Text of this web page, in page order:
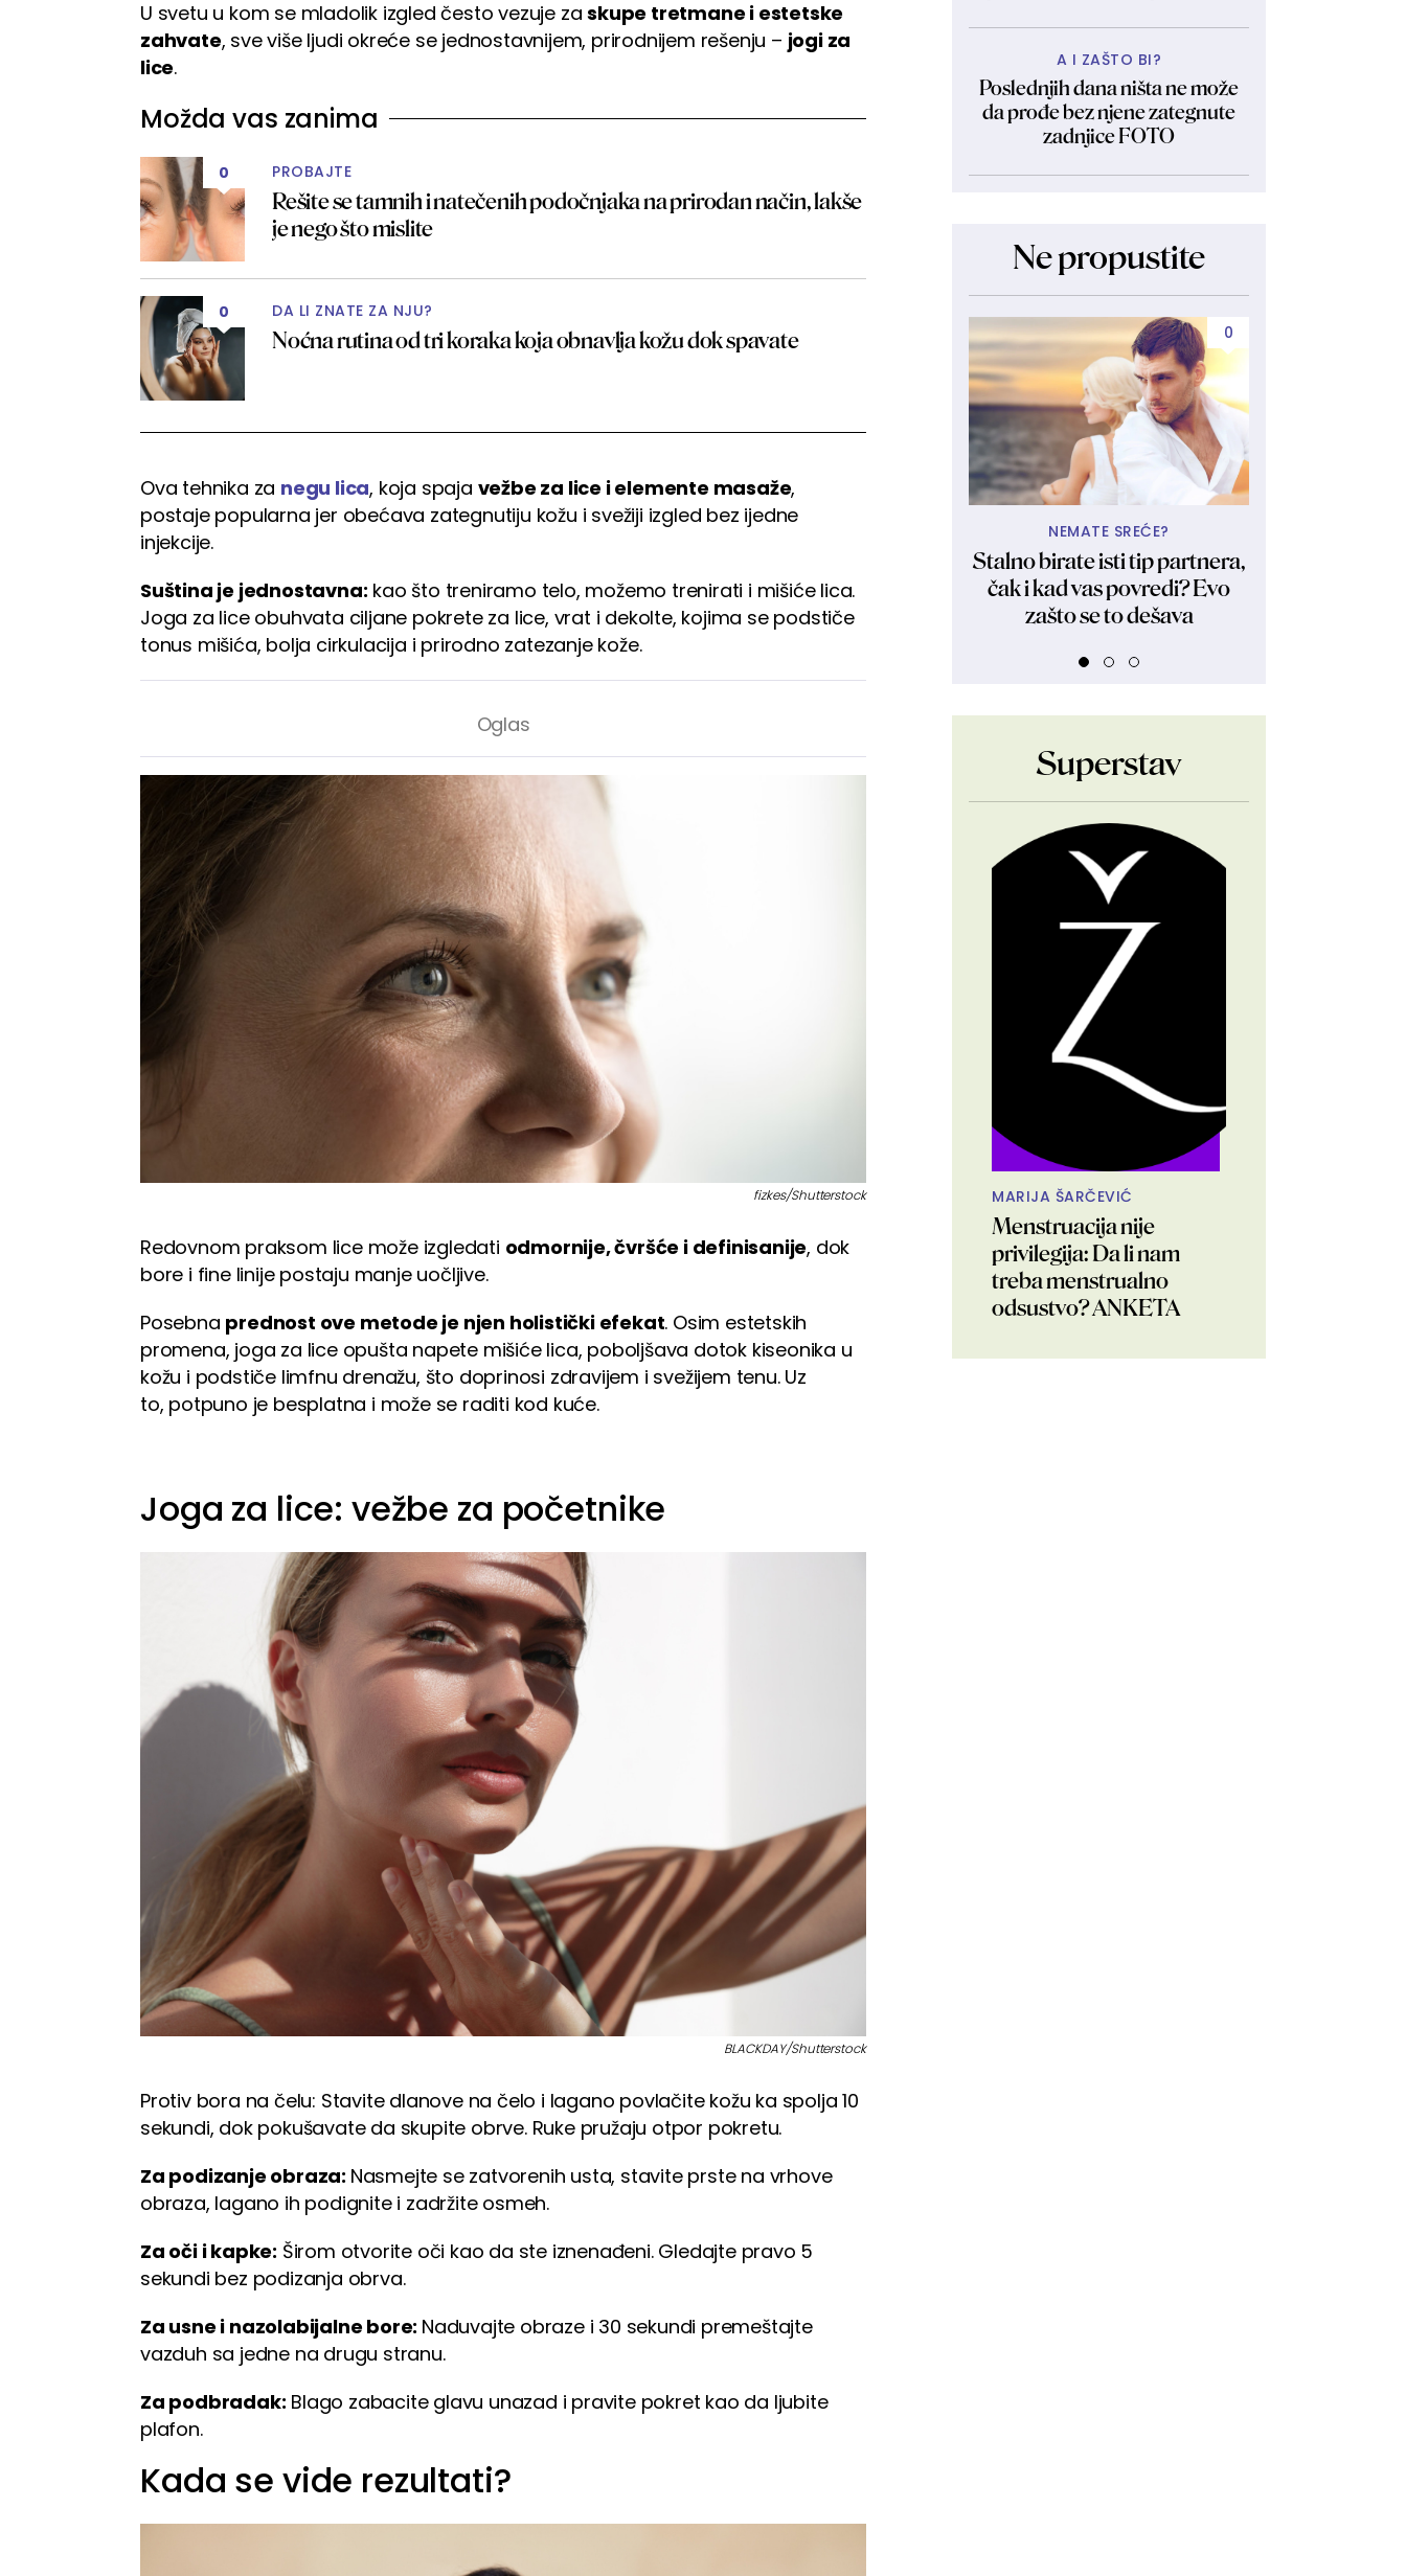
U svetu u kom se mladolik izgled često vezuje zaskupe tretmane i estetske
zahvate, sve više ljudi okreće se jednostavnijem, prirodnijem rešenju – jogi za
lice.
Možda vas zanima
0 PROBAJTE
Rešite se tamnih i natečenih podočnjaka na prirodan način, lakše
je nego što mislite
0 DA LI ZNATE ZA NJU?
Noćna rutina od tri koraka koja obnavlja kožu dok spavate
Ova tehnika za negu lica, koja spaja vežbe za lice i elemente masaže,
postaje popularna jer obećava zategnutiju kožu i svežiji izgled bez ijedne
injekcije.
Suština je jednostavna: kao što treniramo telo, možemo trenirati i mišiće lica.
Joga za lice obuhvata ciljane pokrete za lice, vrat i dekolte, kojima se podstiče
tonus mišića, bolja cirkulacija i prirodno zatezanje kože.
fizkes/Shutterstock
Redovnom praksom lice može izgledati odmornije, čvršće i definisanije, dok
bore i fine linije postaju manje uočljive.
Posebna prednost ove metode je njen holistički efekat. Osim estetskih
promena, joga za lice opušta napete mišiće lica, poboljšava dotok kiseonika u
kožu i podstiče limfnu drenažu, što doprinosi zdravijem i svežijem tenu. Uz
to, potpuno je besplatna i može se raditi kod kuće.
Joga za lice: vežbe za početnike
BLACKDAY/Shutterstock
Protiv bora na čelu: Stavite dlanove na čelo i lagano povlačite kožu ka spolja 10
sekundi, dok pokušavate da skupite obrve. Ruke pružaju otpor pokretu.
Za podizanje obraza: Nasmejte se zatvorenih usta, stavite prste na vrhove
obraza, lagano ih podignite i zadržite osmeh.
Za oči i kapke: Širom otvorite oči kao da ste iznenađeni. Gledajte pravo 5
sekundi bez podizanja obrva.
Za usne i nazolabijalne bore: Naduvajte obraze i 30 sekundi premeštajte
vazduh sa jedne na drugu stranu.
Za podbradak: Blago zabacite glavu unazad i pravite pokret kao da ljubite
plafon.
Kada se vide rezultati?
A I ZAŠTO BI?
Poslednjih dana ništa ne može
da prođe bez njene zategnute
zadnjice FOTO
Ne propustite
0
NEMATE SREĆE?
Stalno birate isti tip partnera,
čak i kad vas povredi? Evo
zašto se to dešava
Superstav
MARIJA ŠARČEVIĆ
Menstruacija nije
privilegija: Da li nam
treba menstrualno
odsustvo? ANKETA